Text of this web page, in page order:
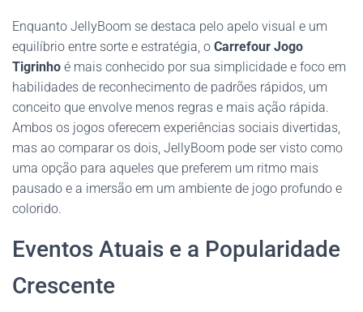
Enquanto JellyBoom se destaca pelo apelo visual e um
equilíbrio entre sorte e estratégia, o Carrefour Jogo
Tigrinho é mais conhecido por sua simplicidade e foco em
habilidades de reconhecimento de padrões rápidos, um
conceito que envolve menos regras e mais ação rápida.
Ambos os jogos oferecem experiências sociais divertidas,
mas ao comparar os dois, JellyBoom pode ser visto como
uma opção para aqueles que preferem um ritmo mais
pausado e a imersão em um ambiente de jogo profundo e
colorido.
Eventos Atuais e a Popularidade
Crescente